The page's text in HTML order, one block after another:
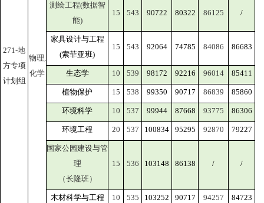
271-地
方专项
计划组
物理,
化学
测绘工程(数据智
能)
15 543 90722 80322 86125 /
家具设计与工程
(索菲亚班)
15 543 92064 74785 84086 86683
生态学 10 539 98172 92216 96014 85411
植物保护 15 538 99350 90717 86839 85860
环境科学 10 537 99944 87668 93775 86306
环境工程 20 537 100834 95295 92870 79227
国家公园建设与管
理
（长隆班）
15 536 103148 86138 / /
木材科学与工程 10 535 103252 90717 94257 84723